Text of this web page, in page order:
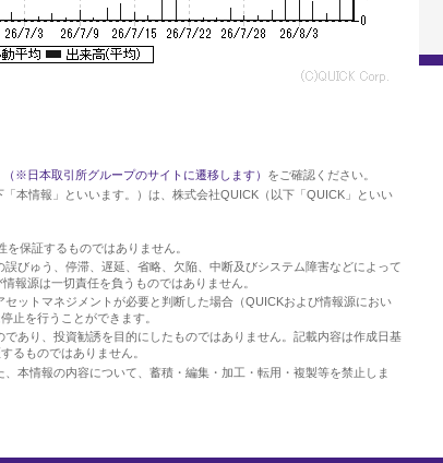
（※日本取引所グループのサイトに遷移します） をご確認ください。
本情報」といいます。）は、株式会社QUICK（以下「QUICK」といい
保証するものではありません。
びゅう、停滞、遅延、省略、欠陥、中断及びシステム障害などによって
報源は一切責任を負うものではありません。
ットマネジメントが必要と判断した場合（QUICKおよび情報源におい
止を行うことができます。
あり、投資勧誘を目的にしたものではありません。記載内容は作成日基
るものではありません。
本情報の内容について、蓄積・編集・加工・転用・複製等を禁止しま